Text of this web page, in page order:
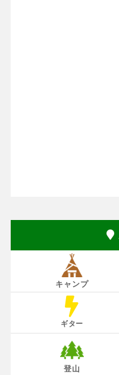
キャンプ
ギター
登山